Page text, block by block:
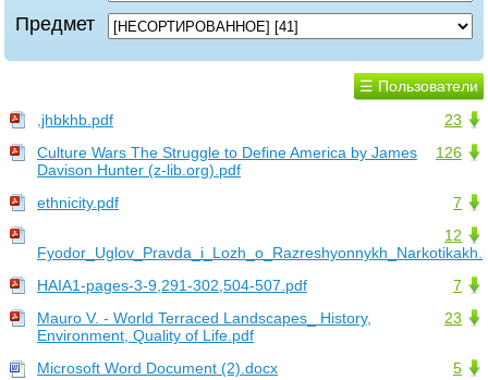
Предмет
☰ Пользователи
23
,jhbkhb.pdf
126
Culture Wars The Struggle to Define America by James
Davison Hunter (z-lib.org).pdf
7
ethnicity.pdf
12
7
HAIA1-pages-3-9,291-302,504-507.pdf
23
Mauro V. - World Terraced Landscapes_ History,
Environment, Quality of Life.pdf
5
Microsoft Word Document (2).docx